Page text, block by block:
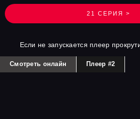
21 СЕРИЯ >
Если не запускается плеер
Смотреть онлайн Плеер #2